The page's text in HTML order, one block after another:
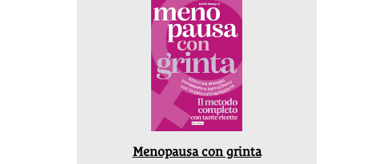
Menopausa con grinta